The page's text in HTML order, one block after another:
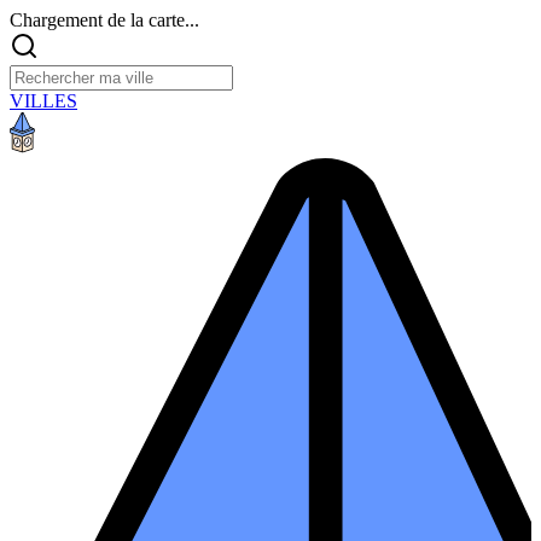
Chargement de la carte...
VILLES